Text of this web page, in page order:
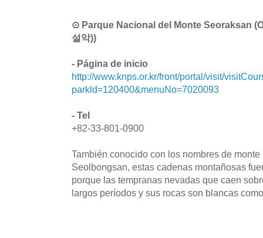
⊙ Parque Nacional del Monte Seoraksan
설악))
- Página de inicio
http://www.knps.or.kr/front/portal/visit/
parkld=120400&menuNo=7020093
- Tel
+82-33-801-0900
También conocido con los nombres de
Seolbongsan, estas cadenas montañosas
porque las tempranas nevadas que caen
largos períodos y sus rocas son blancas